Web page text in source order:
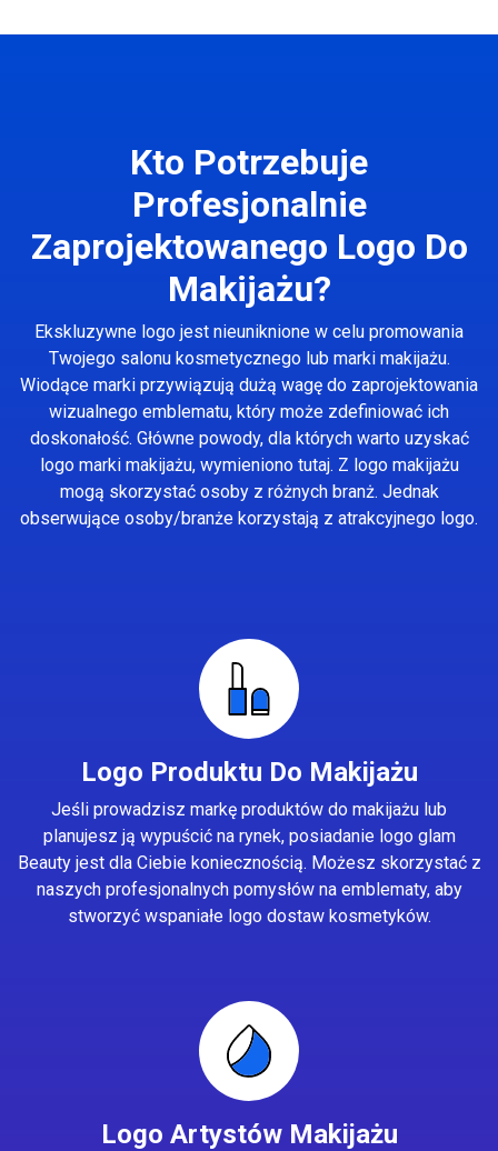
Kto Potrzebuje
Profesjonalnie
Zaprojektowanego Logo Do
Makijażu?
Ekskluzywne logo jest nieuniknione w celu promowania
Twojego salonu kosmetycznego lub marki makijażu.
Wiodące marki przywiązują dużą wagę do zaprojektowania
wizualnego emblematu, który może zdefiniować ich
doskonałość. Główne powody, dla których warto uzyskać
logo marki makijażu, wymieniono tutaj. Z logo makijażu
mogą skorzystać osoby z różnych branż. Jednak
obserwujące osoby/branże korzystają z atrakcyjnego logo.
Logo Produktu Do Makijażu
Jeśli prowadzisz markę produktów do makijażu lub
planujesz ją wypuścić na rynek, posiadanie logo glam
Beauty jest dla Ciebie koniecznością. Możesz skorzystać z
naszych profesjonalnych pomysłów na emblematy, aby
stworzyć wspaniałe logo dostaw kosmetyków.
Logo Artystów Makijażu